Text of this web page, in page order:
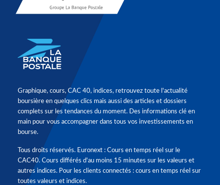
Graphique, cours, CAC 40, indices, retrouvez toute l'actualité
boursière en quelques clics mais aussi des articles et dossiers
complets sur les tendances du moment. Des informations clé en
main pour vous accompagner dans tous vos investissements en
bourse.
Tous droits réservés. Euronext : Cours en temps réel sur le
CAC40. Cours différés d'au moins 15 minutes sur les valeurs et
autres indices. Pour les clients connectés : cours en temps réel sur
toutes valeurs et indices.